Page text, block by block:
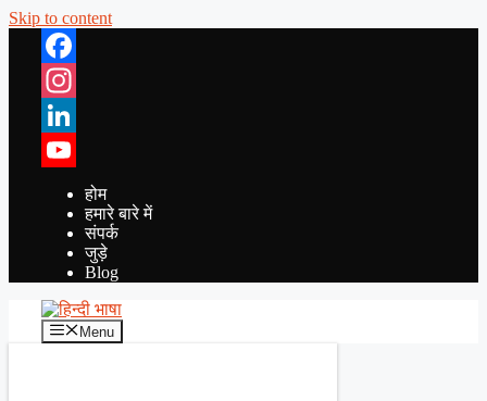
Skip to content
Facebook
Instagram
LinkedIn
YouTube
होम
हमारे बारे में
संपर्क
जुड़े
Blog
Menu